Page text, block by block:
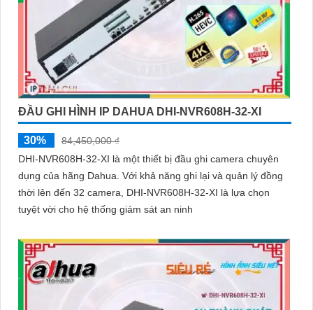
ĐẦU GHI HÌNH IP DAHUA DHI-NVR608H-32-XI
30%
84,450,000 ₫
DHI-NVR608H-32-XI là một thiết bị đầu ghi camera chuyên
dụng của hãng Dahua. Với khả năng ghi lại và quản lý đồng
thời lên đến 32 camera, DHI-NVR608H-32-XI là lựa chọn
tuyệt vời cho hệ thống giám sát an ninh